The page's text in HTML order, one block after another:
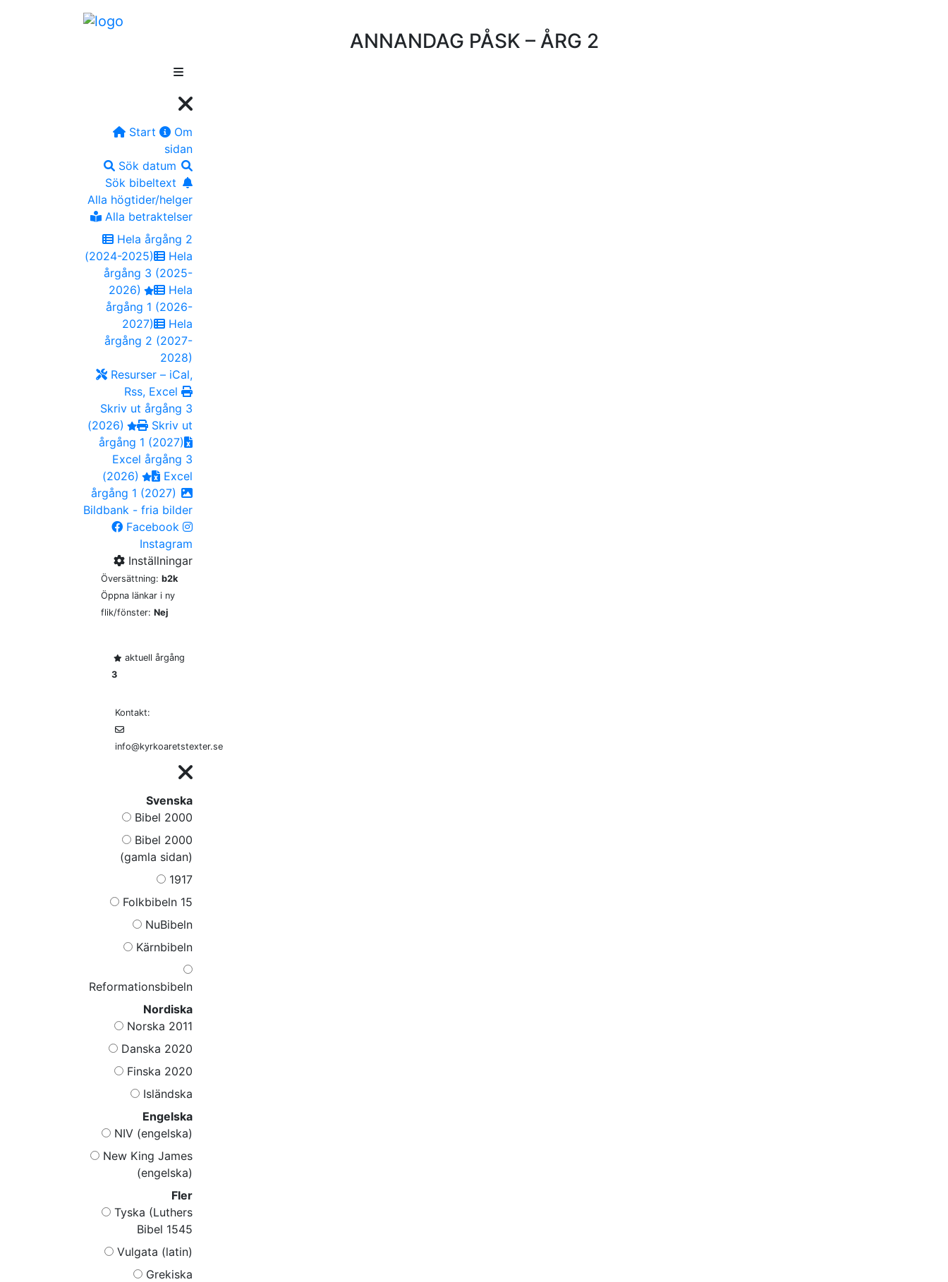
ANNANDAG PÅSK – ÅRG 2
Start
Om
sidan
Sök datum
Sök bibeltext
Alla högtider/helger
Alla betraktelser
Hela årgång 2
(2024-2025)
Hela
årgång 3 (2025-
2026)
Hela
årgång 1 (2026-
2027)
Hela
årgång 2 (2027-
2028)
Resurser – iCal,
Rss, Excel
Skriv ut årgång 3
(2026)
Skriv ut
årgång 1 (2027)
Excel årgång 3
(2026)
Excel
årgång 1 (2027)
Bildbank - fria bilder
Facebook
Instagram
Inställningar
Översättning: b2k
Öppna länkar i ny
flik/fönster: Nej
aktuell årgång
3
Kontakt:
info@kyrkoaretstexter.se
Svenska
Bibel 2000
Bibel 2000
(gamla sidan)
1917
Folkbibeln 15
NuBibeln
Kärnbibeln
Reformationsbibeln
Nordiska
Norska 2011
Danska 2020
Finska 2020
Isländska
Engelska
NIV (engelska)
New King James
(engelska)
Fler
Tyska (Luthers
Bibel 1545
Vulgata (latin)
Grekiska